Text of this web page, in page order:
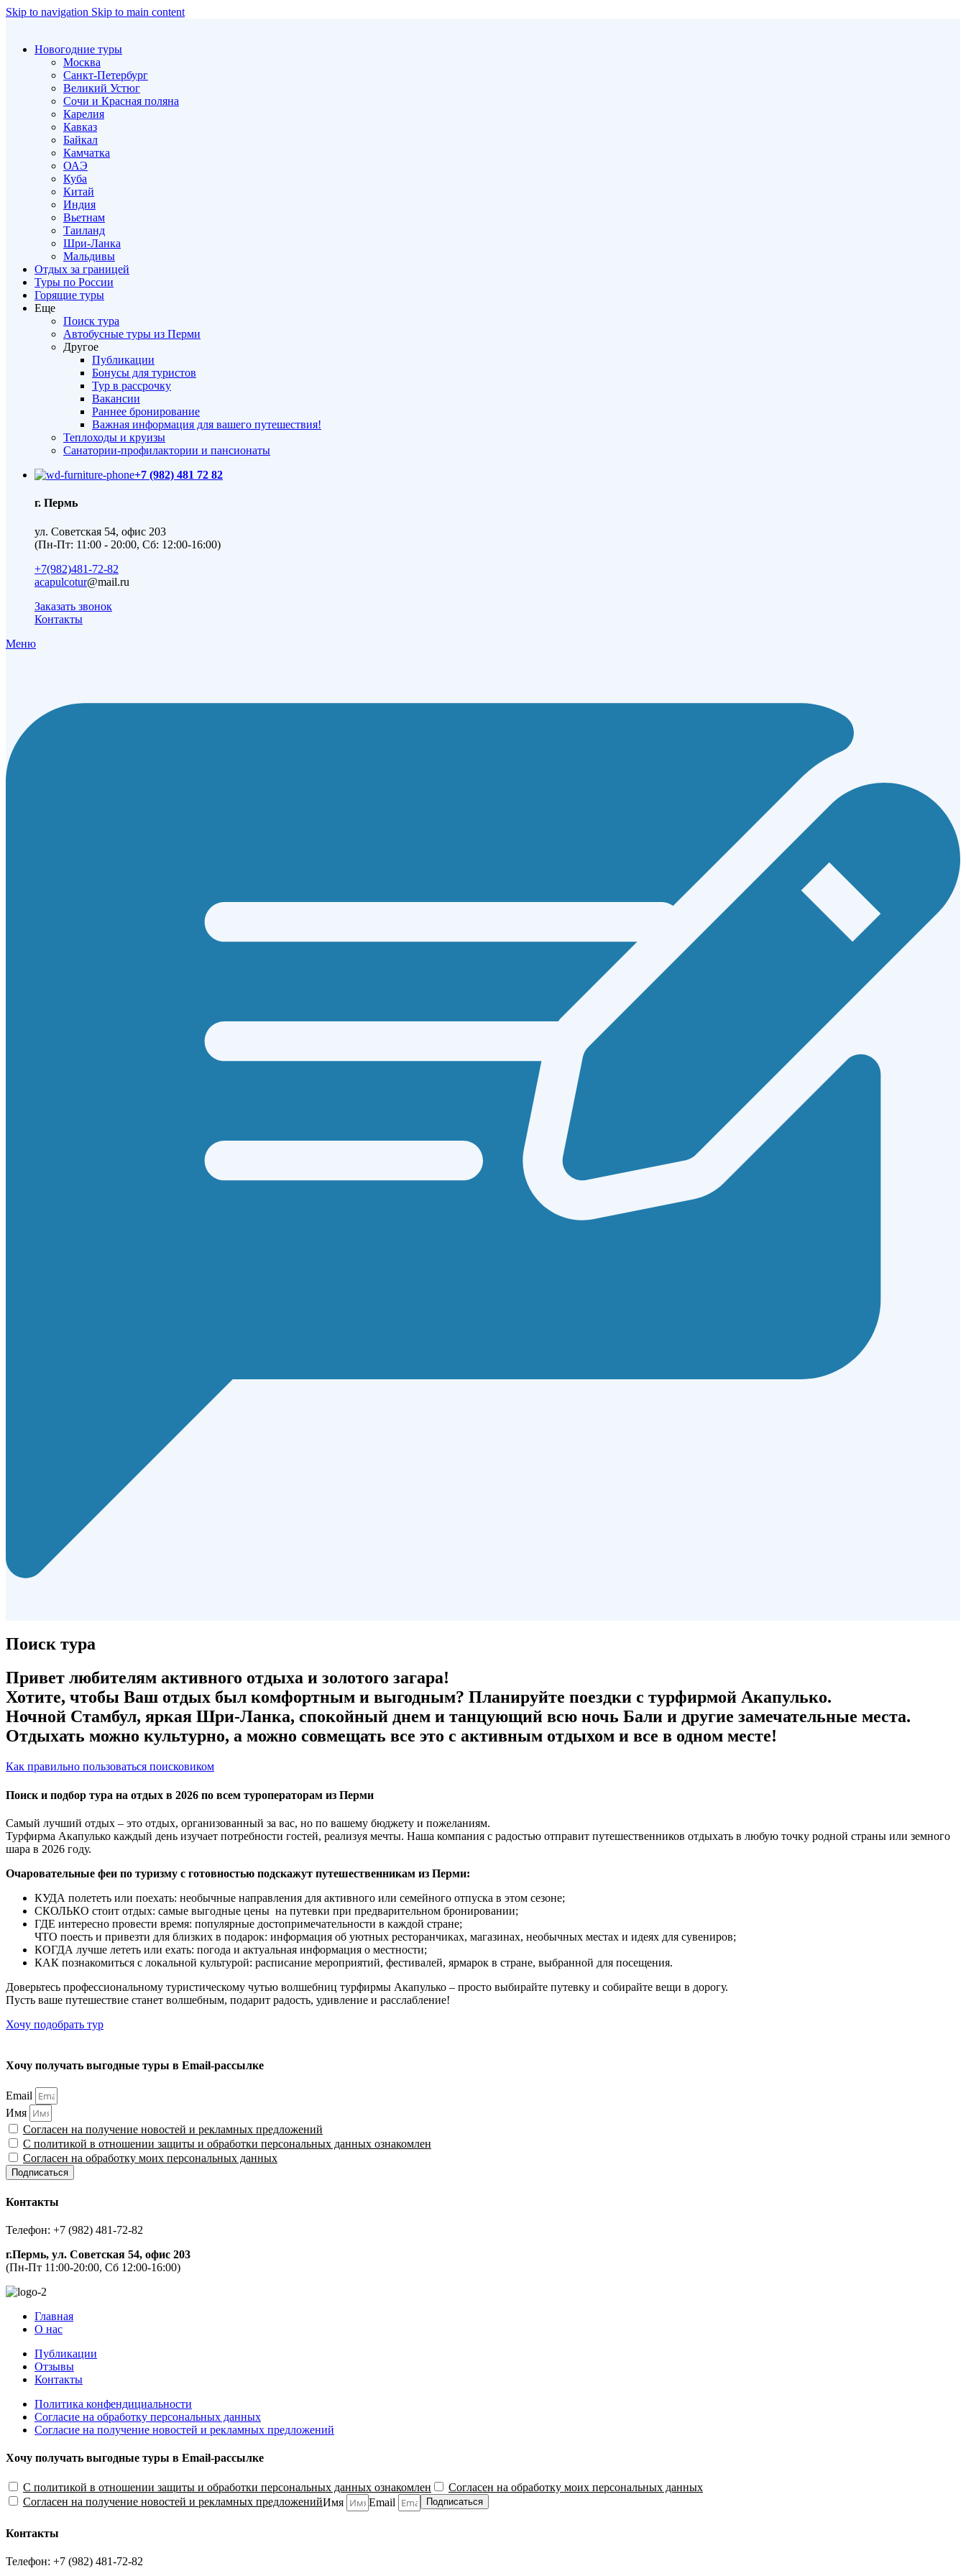
Skip to navigation Skip to main content
Новогодние туры
Москва
Санкт-Петербург
Великий Устюг
Сочи и Красная поляна
Карелия
Кавказ
Байкал
Камчатка
ОАЭ
Куба
Китай
Индия
Вьетнам
Таиланд
Шри-Ланка
Мальдивы
Отдых за границей
Туры по России
Горящие туры
Еще
Поиск тура
Автобусные туры из Перми
Другое
Публикации
Бонусы для туристов
Тур в рассрочку
Вакансии
Раннее бронирование
Важная информация для вашего путешествия!
Теплоходы и круизы
Санатории-профилактории и пансионаты
+7 (982) 481 72 82
г. Пермь
ул. Советская 54, офис 203
(Пн-Пт: 11:00 - 20:00, Сб: 12:00-16:00)
+7(982)481-72-82
acapulcotur@mail.ru
Заказать звонок
Контакты
Меню
Поиск тура
Привет любителям активного отдыха и золотого загара!
Хотите, чтобы Ваш отдых был комфортным и выгодным? Планируйте поездки с турфирмой Акапулько.
Ночной Стамбул, яркая Шри-Ланка, спокойный днем и танцующий всю ночь Бали и другие замечательные места.
Отдыхать можно культурно, а можно совмещать все это с активным отдыхом и все в одном месте!
Как правильно пользоваться поисковиком
Поиск и подбор тура на отдых в 2026 по всем туроператорам из Перми
Самый лучший отдых – это отдых, организованный за вас, но по вашему бюджету и пожеланиям.
Турфирма Акапулько каждый день изучает потребности гостей, реализуя мечты. Наша компания с радостью отправит путешественников отдыхать в любую точку родной страны или земного
шара в 2026 году.
Очаровательные феи по туризму с готовностью подскажут путешественникам из Перми:
КУДА полететь или поехать: необычные направления для активного или семейного отпуска в этом сезоне;
СКОЛЬКО стоит отдых: самые выгодные цены на путевки при предварительном бронировании;
ГДЕ интересно провести время: популярные достопримечательности в каждой стране;
ЧТО поесть и привезти для близких в подарок: информация об уютных ресторанчиках, магазинах, необычных местах и идеях для сувениров;
КОГДА лучше лететь или ехать: погода и актуальная информация о местности;
КАК познакомиться с локальной культурой: расписание мероприятий, фестивалей, ярмарок в стране, выбранной для посещения.
Доверьтесь профессиональному туристическому чутью волшебниц турфирмы Акапулько – просто выбирайте путевку и собирайте вещи в дорогу.
Пусть ваше путешествие станет волшебным, подарит радость, удивление и расслабление!
Хочу подобрать тур
Хочу получать выгодные туры в Email-рассылке
Email
Имя
Согласен на получение новостей и рекламных предложений
С политикой в отношении защиты и обработки персональных данных ознакомлен
Согласен на обработку моих персональных данных
Подписаться
Контакты
Телефон: +7 (982) 481-72-82
г.Пермь, ул. Советская 54, офис 203
(Пн-Пт 11:00-20:00, Сб 12:00-16:00)
Главная
О нас
Публикации
Отзывы
Контакты
Политика конфендициальности
Согласие на обработку персональных данных
Согласие на получение новостей и рекламных предложений
Хочу получать выгодные туры в Email-рассылке
С политикой в отношении защиты и обработки персональных данных ознакомлен
Согласен на обработку моих персональных данных
Согласен на получение новостей и рекламных предложенийИмя Email Подписаться
Контакты
Телефон: +7 (982) 481-72-82